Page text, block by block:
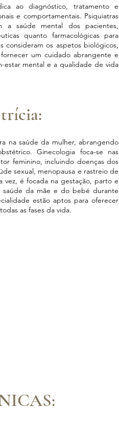
ao diagnóstico, tratamento e
e comportamentais. Psiquiatras
a saúde mental dos pacientes,
quanto farmacológicas para
consideram os aspetos biológicos,
um cuidado abrangente e
estar mental e a qualidade de vida
na saúde da mulher, abrangendo
Ginecologia foca-se nas
feminino, incluindo doenças dos
sexual, menopausa e rastreio de
vez, é focada na gestação, parto e
saúde da mãe e do bebé durante
estão aptos para oferecer
as fases da vida.